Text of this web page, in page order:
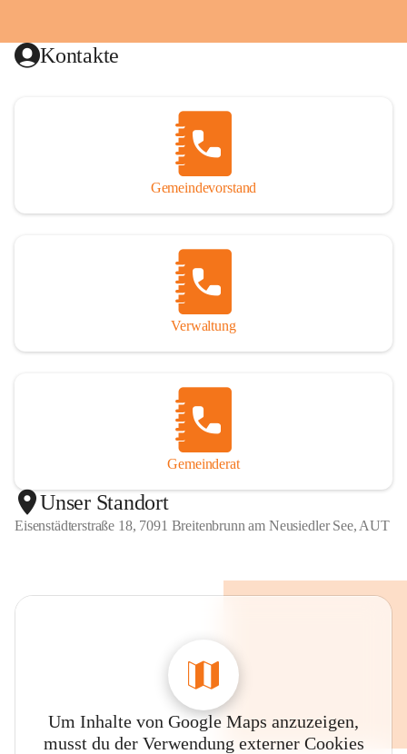
Kontakte
Gemeindevorstand
Verwaltung
Gemeinderat
Unser Standort
Eisenstädterstraße 18, 7091 Breitenbrunn am Neusiedler See, AUT
Um Inhalte von Google Maps anzuzeigen,
musst du der Verwendung externer Cookies